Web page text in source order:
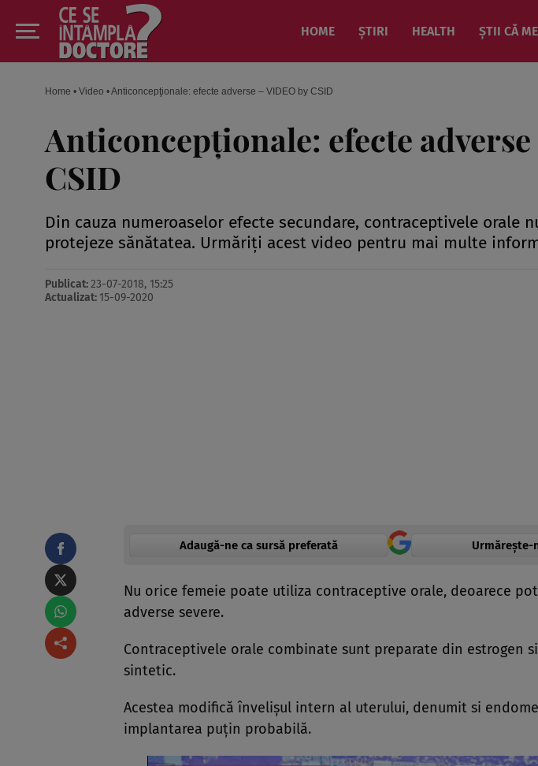
HOME ȘTIRI HEALTH ȘTII CĂ
Home • Video •Anticoncepţionale: efecte adverse – VIDEO by CSID
Anticoncepţionale: efecte
CSID
Din cauza numeroaselor efecte secundare, contraceptivele orale
protejeze sănătatea. Urmăriţi acest video pentru mai multe
Publicat:23-07-2018, 15:25
Actualizat: 15-09-2020
Adaugă-ne ca sursă preferată Urmărește-
Nu orice femeie poate utiliza contraceptive orale, deoarece
adverse severe.
Contraceptivele orale combinate sunt preparate din estrogen
sintetic.
Acestea modifică învelişul intern al uterului, denumit si
implantarea puţin probabilă.